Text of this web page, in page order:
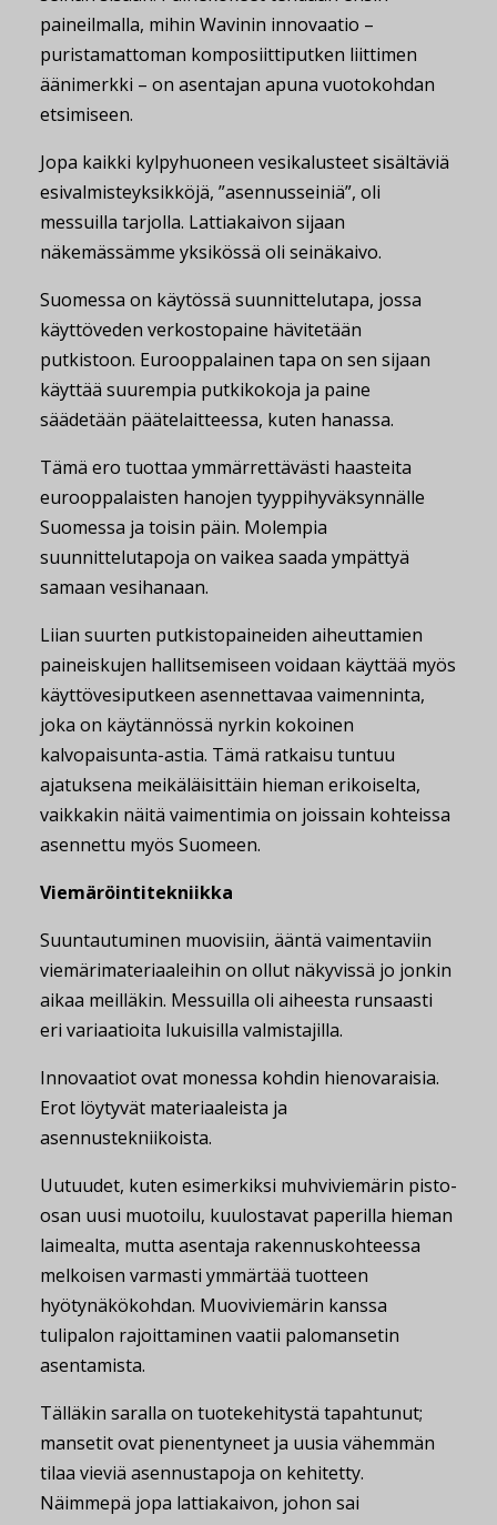
paineilmalla, mihin Wavinin innovaatio –
puristamattoman komposiittiputken liittimen
äänimerkki – on asentajan apuna vuotokohdan
etsimiseen.
Jopa kaikki kylpyhuoneen vesikalusteet sisältäviä
esivalmisteyksikköjä, ”asennusseiniä”, oli
messuilla tarjolla. Lattiakaivon sijaan
näkemässämme yksikössä oli seinäkaivo.
Suomessa on käytössä suunnittelutapa, jossa
käyttöveden verkostopaine hävitetään
putkistoon. Eurooppalainen tapa on sen sijaan
käyttää suurempia putkikokoja ja paine
säädetään päätelaitteessa, kuten hanassa.
Tämä ero tuottaa ymmärrettävästi haasteita
eurooppalaisten hanojen tyyppihyväksynnälle
Suomessa ja toisin päin. Molempia
suunnittelutapoja on vaikea saada ympättyä
samaan vesihanaan.
Liian suurten putkistopaineiden aiheuttamien
paineiskujen hallitsemiseen voidaan käyttää myös
käyttövesiputkeen asennettavaa vaimenninta,
joka on käytännössä nyrkin kokoinen
kalvopaisunta-astia. Tämä ratkaisu tuntuu
ajatuksena meikäläisittäin hieman erikoiselta,
vaikkakin näitä vaimentimia on joissain kohteissa
asennettu myös Suomeen.
Viemäröintitekniikka
Suuntautuminen muovisiin, ääntä vaimentaviin
viemärimateriaaleihin on ollut näkyvissä jo jonkin
aikaa meilläkin. Messuilla oli aiheesta runsaasti
eri variaatioita lukuisilla valmistajilla.
Innovaatiot ovat monessa kohdin hienovaraisia.
Erot löytyvät materiaaleista ja
asennustekniikoista.
Uutuudet, kuten esimerkiksi muhviviemärin pisto-
osan uusi muotoilu, kuulostavat paperilla hieman
laimealta, mutta asentaja rakennuskohteessa
melkoisen varmasti ymmärtää tuotteen
hyötynäkökohdan. Muoviviemärin kanssa
tulipalon rajoittaminen vaatii palomansetin
asentamista.
Tälläkin saralla on tuotekehitystä tapahtunut;
mansetit ovat pienentyneet ja uusia vähemmän
tilaa vieviä asennustapoja on kehitetty.
Näimmepä jopa lattiakaivon, johon sai